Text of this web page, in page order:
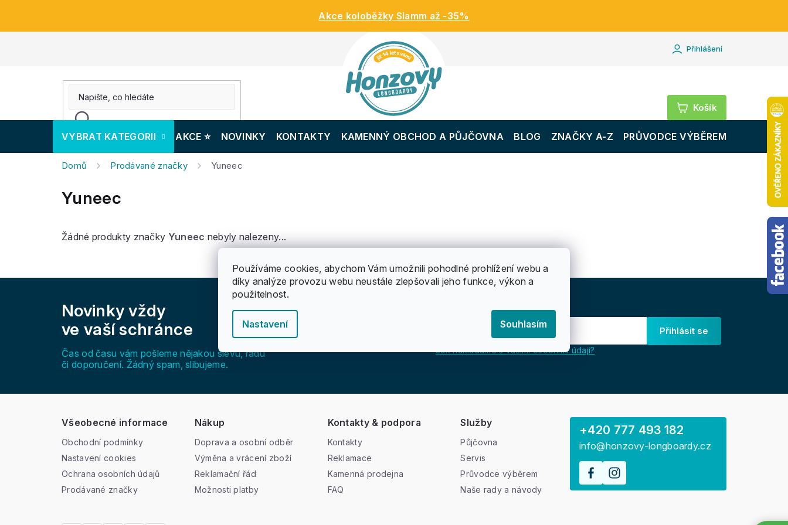
Používáme cookies, abychom Vám umožnili pohodlné prohlížení webu a
díky analýze provozu webu neustále zlepšovali jeho funkce, výkon a
použitelnost.
Nastavení Souhlasím
Akce koloběžky Slamm až -35%
Přihlášení
Nákupní
košík
VYBRAT KATEGORII AKCE ⭐️ NOVINKY KONTAKTY KAMENNÝ OBCHOD A PŮJČOVNA BLOG ZNAČKY A-Z PRŮVODCE VÝBĚREM
Domů Prodávané značky Yuneec
Yuneec
Žádné produkty značky Yuneec nebyly nalezeny...
Novinky vždy
ve vaší schránce
Čas od času vám pošleme nějakou slevu, radu
či doporučení. Žádný spam, slibujeme.
Přihlásit se
Jak nakládáme s vašimi osobními údaji?
Všeobecné informace
Obchodní podmínky
Nastavení cookies
Ochrana osobních údajů
Prodávané značky
Nákup
Doprava a osobní odběr
Výměna a vrácení zboží
Reklamační řád
Možnosti platby
Kontakty & podpora
Kontakty
Reklamace
Kamenná prodejna
FAQ
Služby
Půjčovna
Servis
Průvodce výběrem
Naše rady a návody
+420 777 493 182
info@honzovy-longboardy.cz